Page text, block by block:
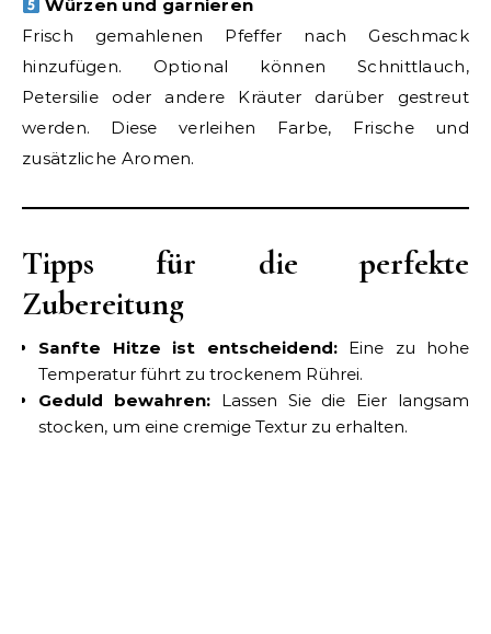
Würzen und garnieren
Frisch gemahlenen Pfeffer nach Geschmack
hinzufügen. Optional können Schnittlauch,
Petersilie oder andere Kräuter darüber gestreut
werden. Diese verleihen Farbe, Frische und
zusätzliche Aromen.
Tipps für die perfekte
Zubereitung
Sanfte Hitze ist entscheidend:Eine zu hohe
Temperatur führt zu trockenem Rührei.
Geduld bewahren:Lassen Sie die Eier langsam
stocken, um eine cremige Textur zu erhalten.